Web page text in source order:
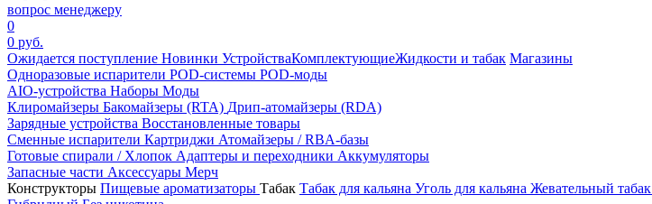
вопрос менеджеру
0
0 руб.
Ожидается поступление Новинки УстройстваКомплектующиеЖидкости и табак Магазины
Одноразовые испарители POD-системы POD-моды
AIO-устройства Наборы Моды
Клиромайзеры Бакомайзеры (RTA) Дрип-атомайзеры (RDA)
Зарядные устройства Восстановленные товары
Сменные испарители Картриджи Атомайзеры / RBA-базы
Готовые спирали / Хлопок Адаптеры и переходники Аккумуляторы
Запасные части Аксессуары Мерч
Конструкторы Пищевые ароматизаторы Табак Табак для кальяна Уголь для кальяна Жевательный табак